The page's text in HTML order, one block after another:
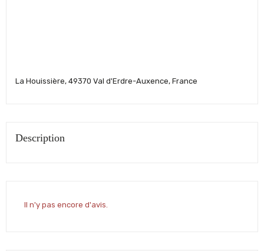
La Houissière, 49370 Val d'Erdre-Auxence, France
Description
Il n'y pas encore d'avis.